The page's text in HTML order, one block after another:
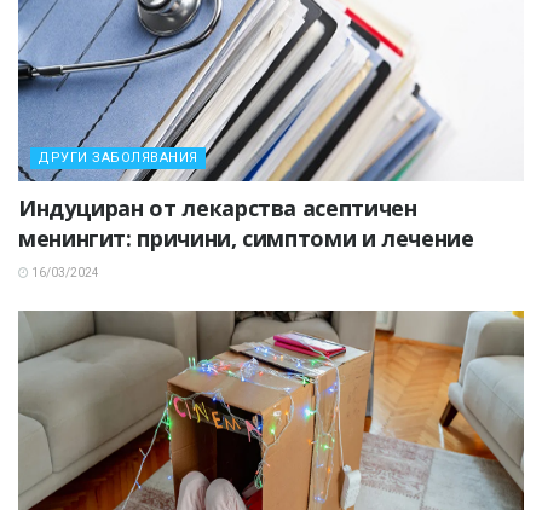
ДРУГИ ЗАБОЛЯВАНИЯ
Индуциран от лекарства асептичен
менингит: причини, симптоми и лечение
16/03/2024